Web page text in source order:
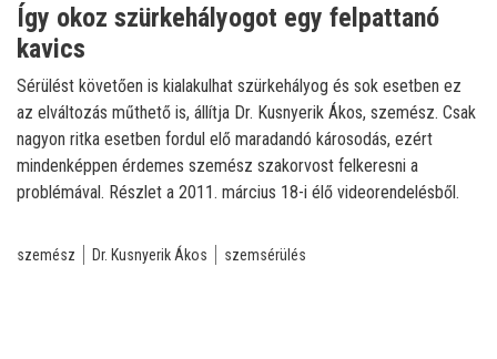
Így okoz szürkehályogot egy felpattanó
kavics
Sérülést követően is kialakulhat szürkehályog és sok esetben ez
az elváltozás műthető is, állítja Dr. Kusnyerik Ákos, szemész. Csak
nagyon ritka esetben fordul elő maradandó károsodás, ezért
mindenképpen érdemes szemész szakorvost felkeresni a
problémával. Részlet a 2011. március 18-i élő videorendelésből.
szemész Dr. Kusnyerik Ákos szemsérülés